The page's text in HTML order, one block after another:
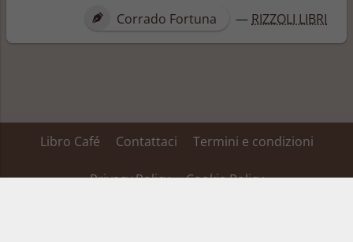
Corrado Fortuna
— RIZZOLI LIBRI
Libro Café Contattaci Termini e condizioni
Privacy Policy Cookie Policy